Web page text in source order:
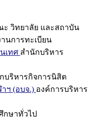
วิทยาลัย และสถาบัน
นการทะเบียน
เทศ สำนักบริหาร
บริหารกิจการนิสิต
ฯ (อบจ.) องค์การบริหาร
กษาทั่วไป